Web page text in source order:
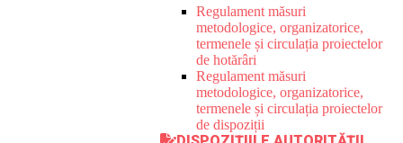
Regulament măsuri
metodologice, organizatorice,
termenele și circulația proiectelor
de hotărâri
Regulament măsuri
metodologice, organizatorice,
termenele și circulația proiectelor
de dispoziții